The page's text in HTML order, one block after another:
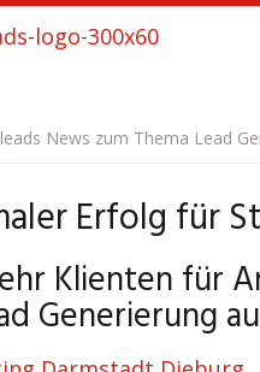
News zum Thema Lead
Erfolg für
Klienten für
Generierung